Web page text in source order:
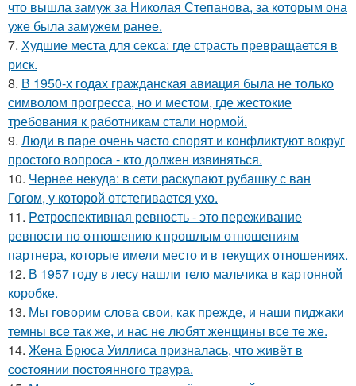
что вышла замуж за Николая Степанова, за которым она
уже была замужем ранее.
7. Худшие места для секса: где страсть превращается в
риск.
8. В 1950-х годах гражданская авиация была не только
символом прогресса, но и местом, где жестокие
требования к работникам стали нормой.
9. Люди в паре очень часто спорят и конфликтуют вокруг
простого вопроса - кто должен извиняться.
10. Чернее некуда: в сети раскупают рубашку с ван
Гогом, у которой отстегивается ухо.
11. Peтроспективная ревность - это переживание
ревности по отношению к прошлым отношениям
партнера, которые имели место и в текущих отношениях.
12. В 1957 году в лесу нашли тело мальчика в картонной
коробке.
13. Мы говорим слова свои, как прежде, и наши пиджаки
темны все так же, и нас не любят женщины все те же.
14. Жена Брюса Уиллиса призналась, что живёт в
состоянии постоянного траура.